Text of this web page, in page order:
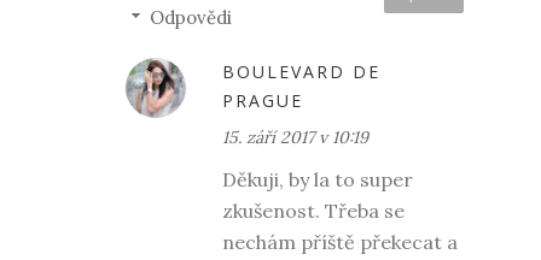
Odpovědi
BOULEVARD DE
PRAGUE
15. září 2017 v 10:19
Děkuji, by la to super
zkušenost. Třeba se
nechám příště překecat a